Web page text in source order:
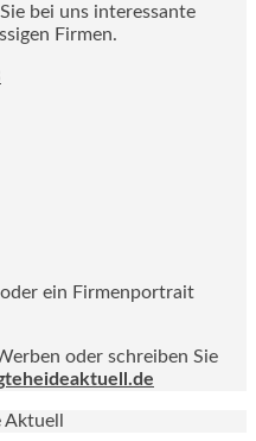
bei uns interessante
Firmen.
ein Firmenportrait
oder schreiben Sie